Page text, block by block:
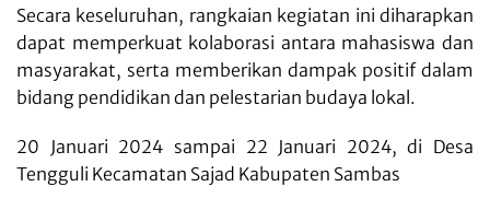
Secara keseluruhan, rangkaian kegiatan ini diharapkan
dapat memperkuat kolaborasi antara mahasiswa dan
masyarakat, serta memberikan dampak positif dalam
bidang pendidikan dan pelestarian budaya lokal.
20 Januari 2024 sampai 22 Januari 2024, di Desa
Tengguli Kecamatan Sajad Kabupaten Sambas